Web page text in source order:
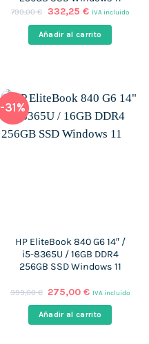
799,00€ El
original
era:
332,25 €El
actual
es:
IVA incluido
Añadir al carrito
-31%
HP EliteBook 840 G6 14″ /
i5-8365U / 16GB DDR4
256GB SSD Windows 11
399,00€ El
original
era:
275,00€El
actual
es:
IVA incluido
Añadir al carrito